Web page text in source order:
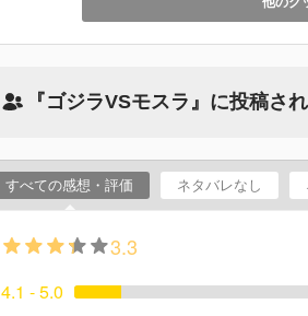
『ゴジラVSモスラ』に投稿さ
すべての感想・評価 ネタバレなし
3.3
4.1 - 5.0